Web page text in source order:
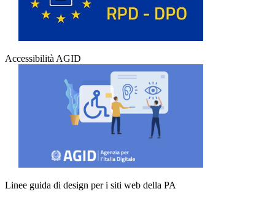
Accessibilità AGID
Linee guida di design per i siti web della PA